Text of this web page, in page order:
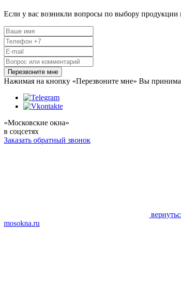
Если у вас возникли вопросы по выбору
Перезвоните мне
Нажимая на кнопку «Перезвоните мне» Вы
«Московские окна»
в соцсетях
Заказать обратный звонок
mosokna.ru